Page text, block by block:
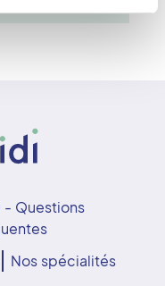
- Questions
Nos spécialités